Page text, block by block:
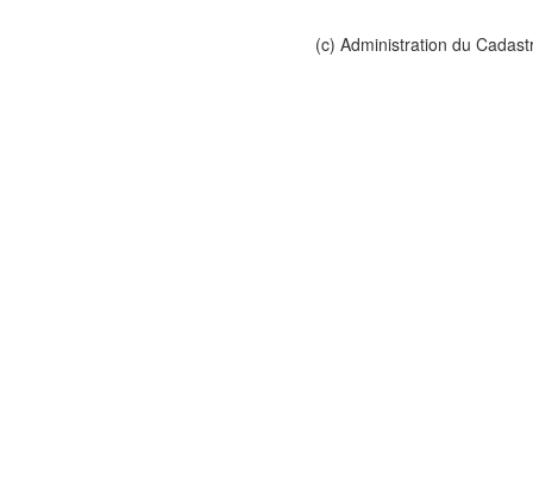
(c) Administration du